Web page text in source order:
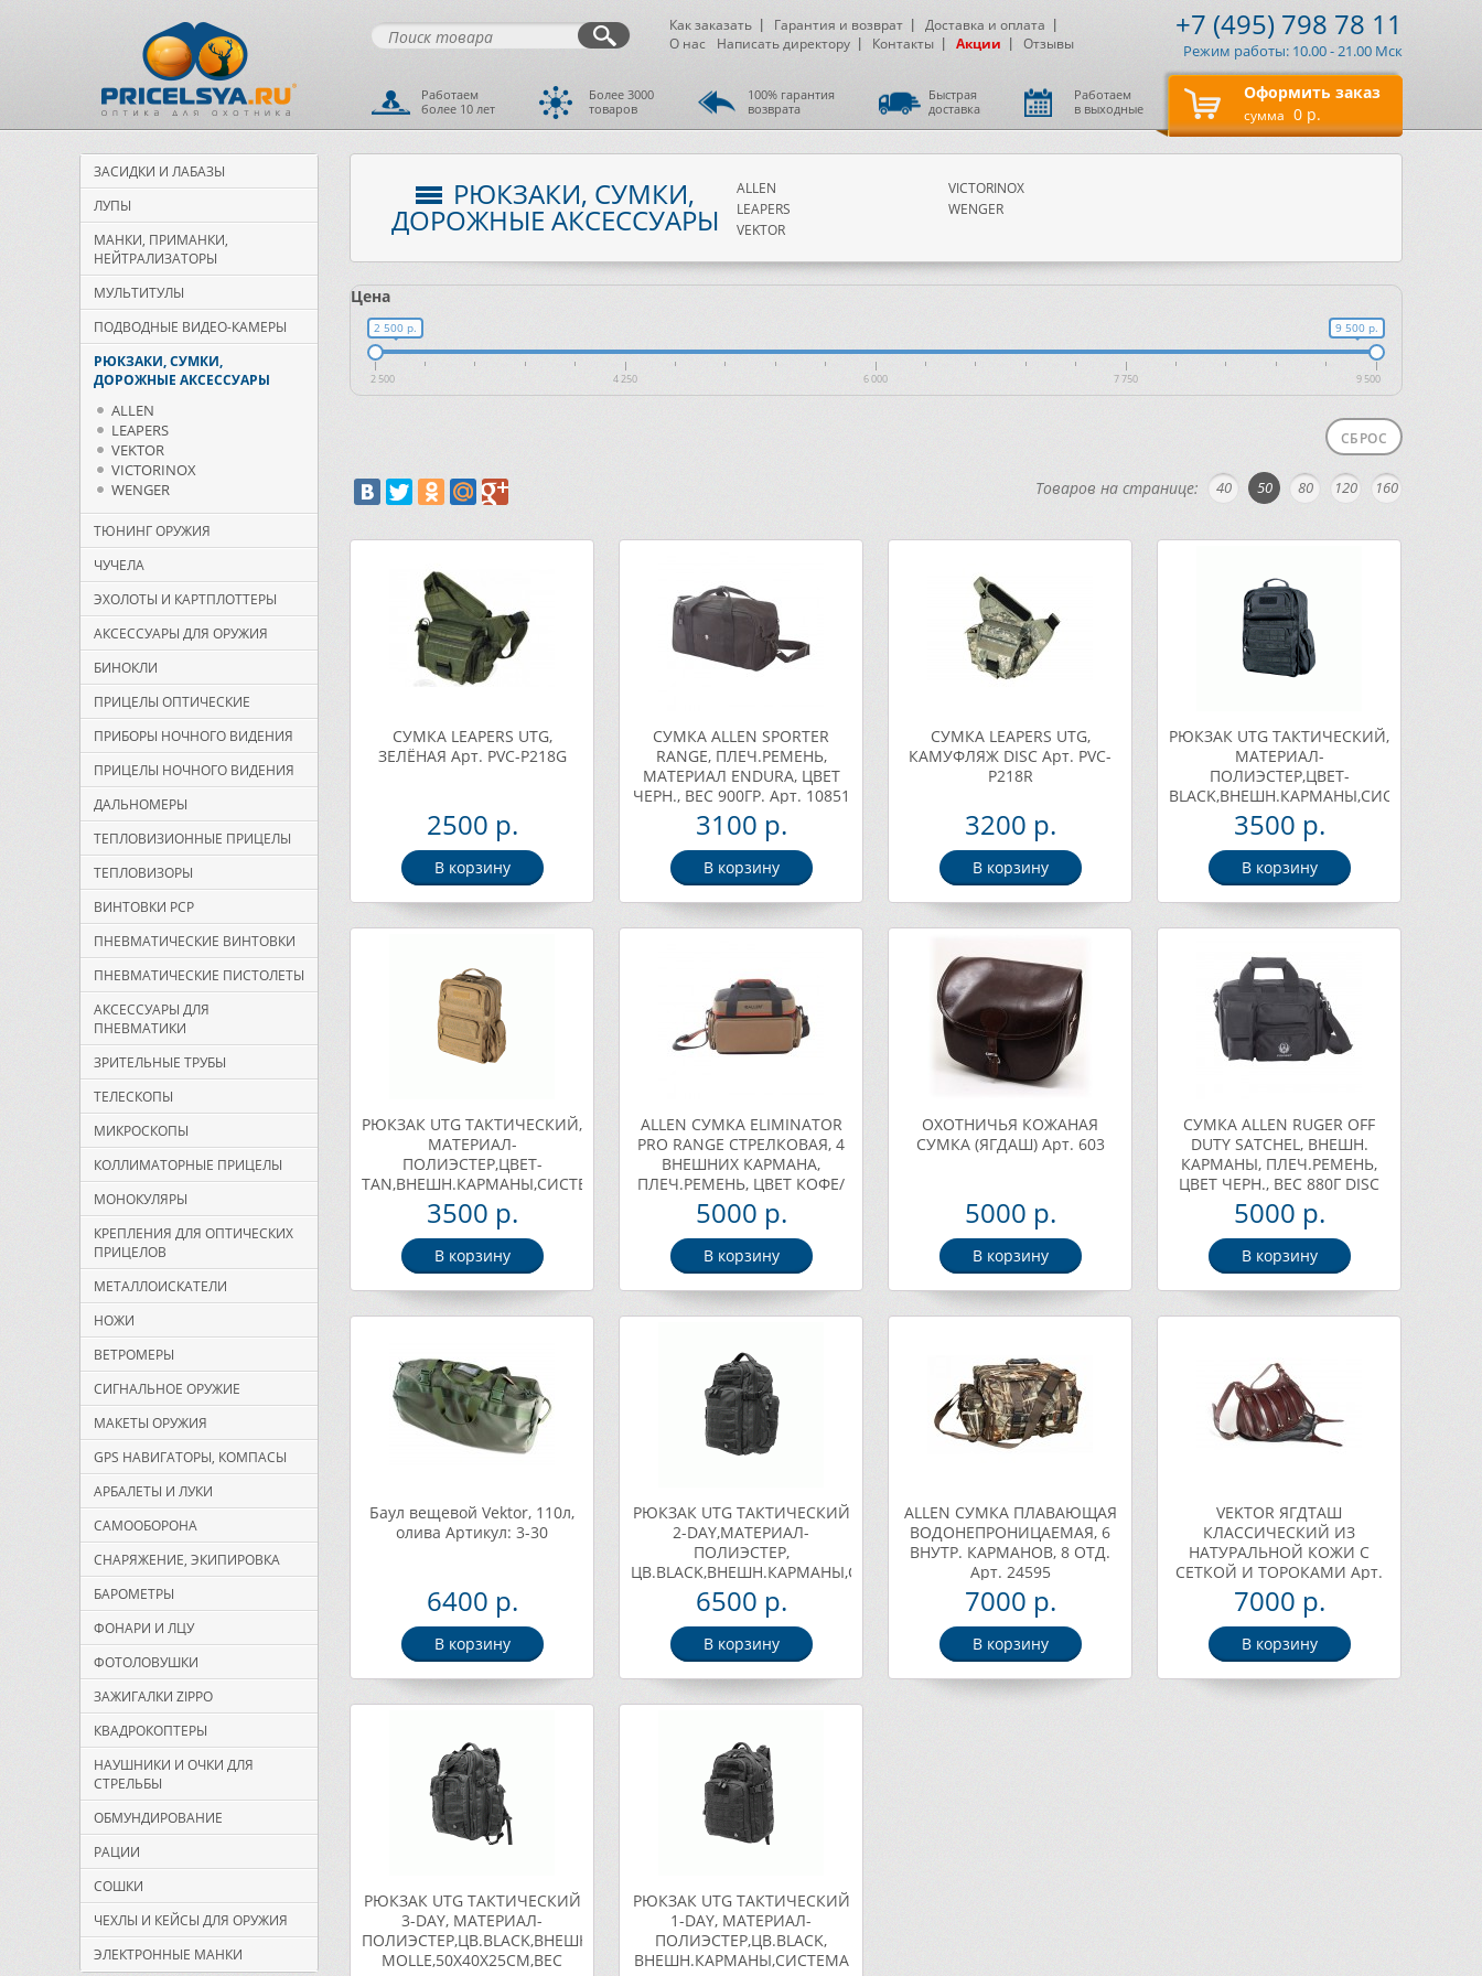
Оформить заказ
сумма 0 р.
Как заказать Гарантия и возврат
Доставка и оплата
О нас
Написать директору Контакты Акции Отзывы
+7 (495) 798 78 11
Режим работы: 10.00 - 21.00 Мск
Работаем
более 10 лет
Более 3000
товаров
100% гарантия
возврата
Быстрая
доставка
Работаем
в выходные
ЗАСИДКИ И ЛАБАЗЫ
ЛУПЫ
МАНКИ, ПРИМАНКИ,
НЕЙТРАЛИЗАТОРЫ
МУЛЬТИТУЛЫ
ПОДВОДНЫЕ ВИДЕО-КАМЕРЫ
РЮКЗАКИ, СУМКИ,
ДОРОЖНЫЕ АКСЕССУАРЫ
ALLEN
LEAPERS
VEKTOR
VICTORINOX
WENGER
ТЮНИНГ ОРУЖИЯ
ЧУЧЕЛА
ЭХОЛОТЫ И КАРТПЛОТТЕРЫ
АКСЕССУАРЫ ДЛЯ ОРУЖИЯ
БИНОКЛИ
ПРИЦЕЛЫ ОПТИЧЕСКИЕ
ПРИБОРЫ НОЧНОГО ВИДЕНИЯ
ПРИЦЕЛЫ НОЧНОГО ВИДЕНИЯ
ДАЛЬНОМЕРЫ
ТЕПЛОВИЗИОННЫЕ ПРИЦЕЛЫ
ТЕПЛОВИЗОРЫ
ВИНТОВКИ PCP
ПНЕВМАТИЧЕСКИЕ ВИНТОВКИ
ПНЕВМАТИЧЕСКИЕ ПИСТОЛЕТЫ
АКСЕССУАРЫ ДЛЯ
ПНЕВМАТИКИ
ЗРИТЕЛЬНЫЕ ТРУБЫ
ТЕЛЕСКОПЫ
МИКРОСКОПЫ
КОЛЛИМАТОРНЫЕ ПРИЦЕЛЫ
МОНОКУЛЯРЫ
КРЕПЛЕНИЯ ДЛЯ ОПТИЧЕСКИХ
ПРИЦЕЛОВ
МЕТАЛЛОИСКАТЕЛИ
НОЖИ
ВЕТРОМЕРЫ
СИГНАЛЬНОЕ ОРУЖИЕ
МАКЕТЫ ОРУЖИЯ
GPS НАВИГАТОРЫ, КОМПАСЫ
АРБАЛЕТЫ И ЛУКИ
САМООБОРОНА
СНАРЯЖЕНИЕ, ЭКИПИРОВКА
БАРОМЕТРЫ
ФОНАРИ И ЛЦУ
ФОТОЛОВУШКИ
ЗАЖИГАЛКИ ZIPPO
КВАДРОКОПТЕРЫ
НАУШНИКИ И ОЧКИ ДЛЯ
СТРЕЛЬБЫ
ОБМУНДИРОВАНИЕ
РАЦИИ
СОШКИ
ЧЕХЛЫ И КЕЙСЫ ДЛЯ ОРУЖИЯ
ЭЛЕКТРОННЫЕ МАНКИ
РЮКЗАКИ, СУМКИ,
ДОРОЖНЫЕ АКСЕССУАРЫ
ALLEN
LEAPERS
VEKTOR
VICTORINOX
WENGER
Цена
2 500 р. 9 500 р.
2 500 4 250 6 000 7 750 9 500
СБРОС
Товаров на странице: 40 50 80 120 160
СУМКА LEAPERS UTG,
ЗЕЛЁНАЯ Арт. PVC-P218G
2500 р.
В корзину
СУМКА ALLEN SPORTER
RANGE, ПЛЕЧ.РЕМЕНЬ,
МАТЕРИАЛ ENDURA, ЦВЕТ
ЧЕРН., ВЕС 900ГР. Арт. 10851
3100 р.
В корзину
СУМКА LEAPERS UTG,
КАМУФЛЯЖ DISC Арт. PVC-
P218R
3200 р.
В корзину
РЮКЗАК UTG ТАКТИЧЕСКИЙ,
МАТЕРИАЛ-
ПОЛИЭСТЕР,ЦВЕТ-
BLACK,ВНЕШН.КАРМАНЫ,СИСТЕМА
MOLLE,43,2Х30,5Х16,5,1542Г.
DISC Арт. PVC-P368B
3500 р.
В корзину
РЮКЗАК UTG ТАКТИЧЕСКИЙ,
МАТЕРИАЛ-
ПОЛИЭСТЕР,ЦВЕТ-
TAN,ВНЕШН.КАРМАНЫ,СИСТЕМА
MOLLE,43,2Х30,5Х16,5,ВЕС
1542Г. Арт. PVC-P368S
3500 р.
В корзину
ALLEN СУМКА ELIMINATOR
PRO RANGE СТРЕЛКОВАЯ, 4
ВНЕШНИХ КАРМАНА,
ПЛЕЧ.РЕМЕНЬ, ЦВЕТ КОФЕ/
ЧЕРН., ВЕС 1,4КГ. Арт. 8300
5000 р.
В корзину
ОХОТНИЧЬЯ КОЖАНАЯ
СУМКА (ЯГДАШ) Арт. 603
5000 р.
В корзину
СУМКА ALLEN RUGER OFF
DUTY SATCHEL, ВНЕШН.
КАРМАНЫ, ПЛЕЧ.РЕМЕНЬ,
ЦВЕТ ЧЕРН., ВЕС 880Г DISC
Арт. 27954
5000 р.
В корзину
Баул вещевой Vektor, 110л,
олива Артикул: 3-30
6400 р.
В корзину
РЮКЗАК UTG ТАКТИЧЕСКИЙ
2-DAY,МАТЕРИАЛ-
ПОЛИЭСТЕР,
ЦВ.BLACK,ВНЕШН.КАРМАНЫ,СИСТЕМА
MOLLE,48Х38Х22.8СМ,1814Г
Арт. PVC-P248B
6500 р.
В корзину
ALLEN СУМКА ПЛАВАЮЩАЯ
ВОДОНЕПРОНИЦАЕМАЯ, 6
ВНУТР. КАРМАНОВ, 8 ОТД.
Арт. 24595
7000 р.
В корзину
VEKTOR ЯГДТАШ
КЛАССИЧЕСКИЙ ИЗ
НАТУРАЛЬНОЙ КОЖИ С
СЕТКОЙ И ТОРОКАМИ Арт.
3-21
7000 р.
В корзину
РЮКЗАК UTG ТАКТИЧЕСКИЙ
3-DAY, МАТЕРИАЛ-
ПОЛИЭСТЕР,ЦВ.BLACK,ВНЕШН.КАРМАНЫ,СИСТЕМА
MOLLE,50Х40Х25СМ,ВЕС
РЮКЗАК UTG ТАКТИЧЕСКИЙ
1-DAY, МАТЕРИАЛ-
ПОЛИЭСТЕР,ЦВ.BLACK,
ВНЕШН.КАРМАНЫ,СИСТЕМА